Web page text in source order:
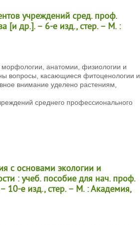
учреждений сред. проф.
[и др.]. – 6-е изд., стер. – М. :
анатомии, физиологии и
вопросы, касающиеся фитоценологии и
внимание уделено растениям,
среднего профессионального
с основами экологии и
: учеб. пособие для нач. проф.
10-е изд., стер. – М. : Академия,